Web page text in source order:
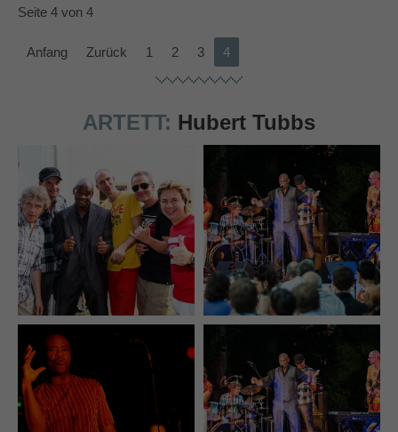
Seite 4 von 4
Anfang Zurück 1 2 3 4
ARTETT: Hubert Tubbs